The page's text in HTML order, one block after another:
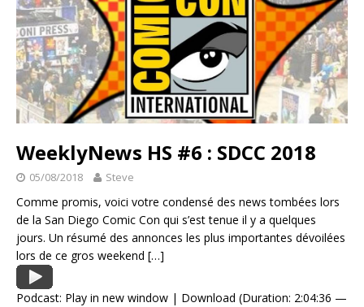
WeeklyNews HS #6 : SDCC 2018
05/08/2018 Steve
Comme promis, voici votre condensé des news tombées lors
de la San Diego Comic Con qui s’est tenue il y a quelques
jours. Un résumé des annonces les plus importantes dévoilées
lors de ce gros weekend […]
Podcast: Play in new window | Download (Duration: 2:04:36 —